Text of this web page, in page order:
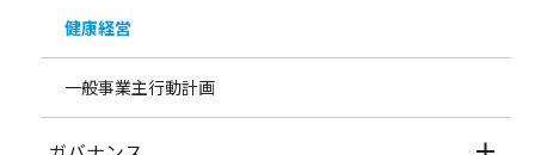
健康経営
一般事業主行動計画